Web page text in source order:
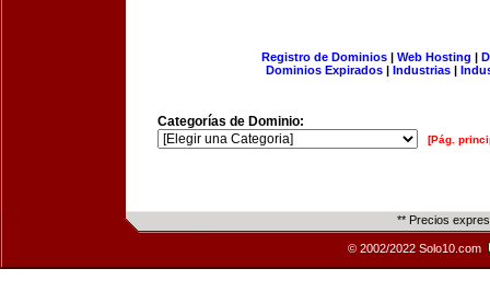
Registro de Dominios| Web Hosting |
Dominios Expirados | Industrias |
Categorías de Dominio:
[Pág.
** Precios
© 2002/2022 Solo10.com